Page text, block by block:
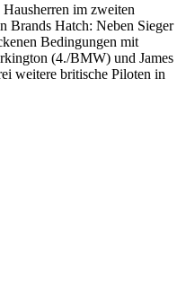
im zweiten
Brands Hatch: Neben Sieger
Bedingungen mit
(4./BMW) und James
weitere britische Piloten in